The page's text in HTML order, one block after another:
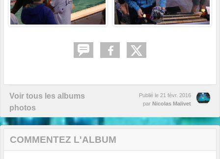
Voir tous les albums
photos
Publié le 21 févr. 2016
par Nicolas Malivet
COMMENTEZ L'ALBUM